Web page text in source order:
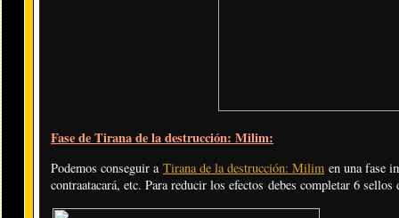
Fase de Tirana de la destrucción: Milim:
Podemos conseguir a Tirana de la destrucción: Milim en una fase
contraatacará, etc. Para reducir los efectos debes completar 6